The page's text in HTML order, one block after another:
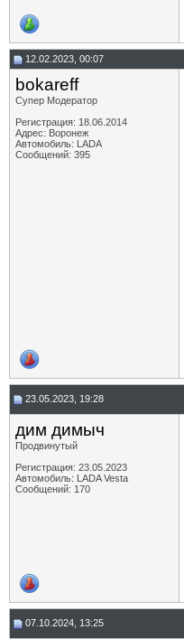
12.02.2023, 00:07
bokareff
Супер Модератор
Регистрация: 18.06.2014
Адрес: Воронеж
Автомобиль: LADA
Сообщений: 395
23.05.2023, 19:28
дим димыч
Продвинутый
Регистрация: 23.05.2023
Автомобиль: LADA Vesta
Сообщений: 170
07.10.2024, 13:25